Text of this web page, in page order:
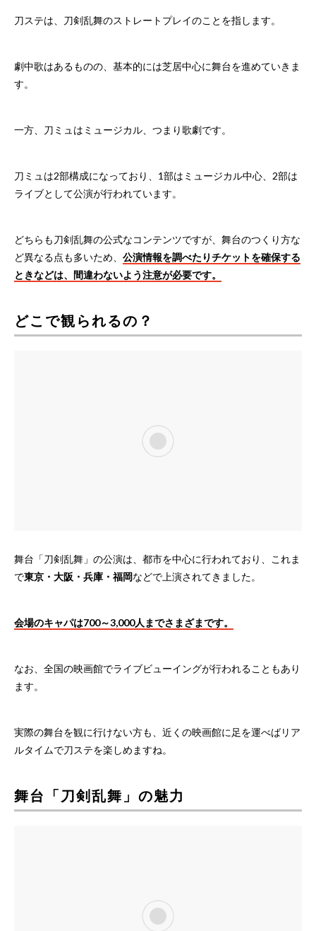
刀ステは、刀剣乱舞のストレートプレイのことを指します。
劇中歌はあるものの、基本的には芝居中心に舞台を進めていきま
す。
一方、刀ミュはミュージカル、つまり歌劇です。
刀ミュは2部構成になっており、1部はミュージカル中心、2部は
ライブとして公演が行われています。
どちらも刀剣乱舞の公式なコンテンツですが、舞台のつくり方な
ど異なる点も多いため、 公演情報を調べたりチケットを確保する
ときなどは、間違わないよう注意が必要です。
どこで観られるの？
舞台「刀剣乱舞」の公演は、都市を中心に行われており、これま
で東京・大阪・兵庫・福岡などで上演されてきました。
会場のキャパは700～3,000人までさまざまです。
なお、全国の映画館でライブビューイングが行われることもあり
ます。
実際の舞台を観に行けない方も、近くの映画館に足を運べばリア
ルタイムで刀ステを楽しめますね。
舞台「刀剣乱舞」の魅力